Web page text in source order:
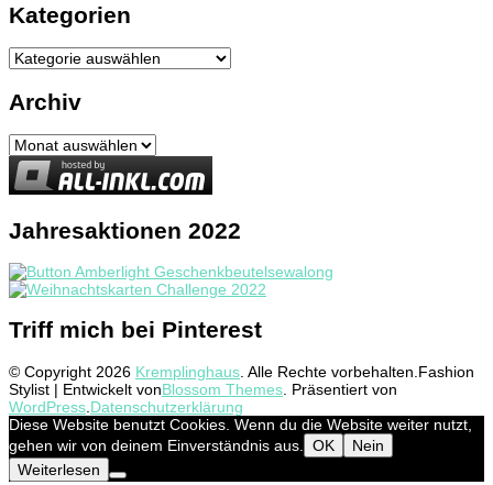
Kategorien
Kategorien
Archiv
Archiv
Jahresaktionen 2022
Triff mich bei Pinterest
© Copyright 2026 Kremplinghaus . Alle Rechte vorbehalten. Fashion
Stylist | Entwickelt vonBlossom Themes . Präsentiert von
WordPress Datenschutzerklärung
Diese Website benutzt Cookies. Wenn du die Website weiter nutzt,
gehen wir von deinem Einverständnis aus.
OK
Nein
Weiterlesen